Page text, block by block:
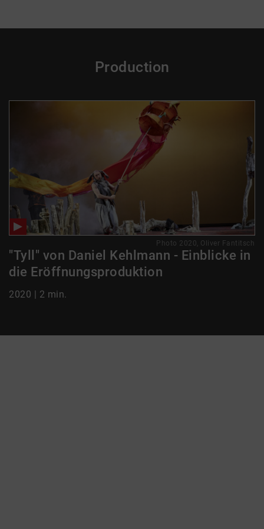
Production
Photo 2020, Oliver Fantitsch
"Tyll" von Daniel Kehlmann - Einblicke in
die Eröffnungsproduktion
2020 | 2 min.